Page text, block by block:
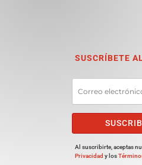
SUSCRÍBETE
Al suscribirte, aceptas
Privacidad y los